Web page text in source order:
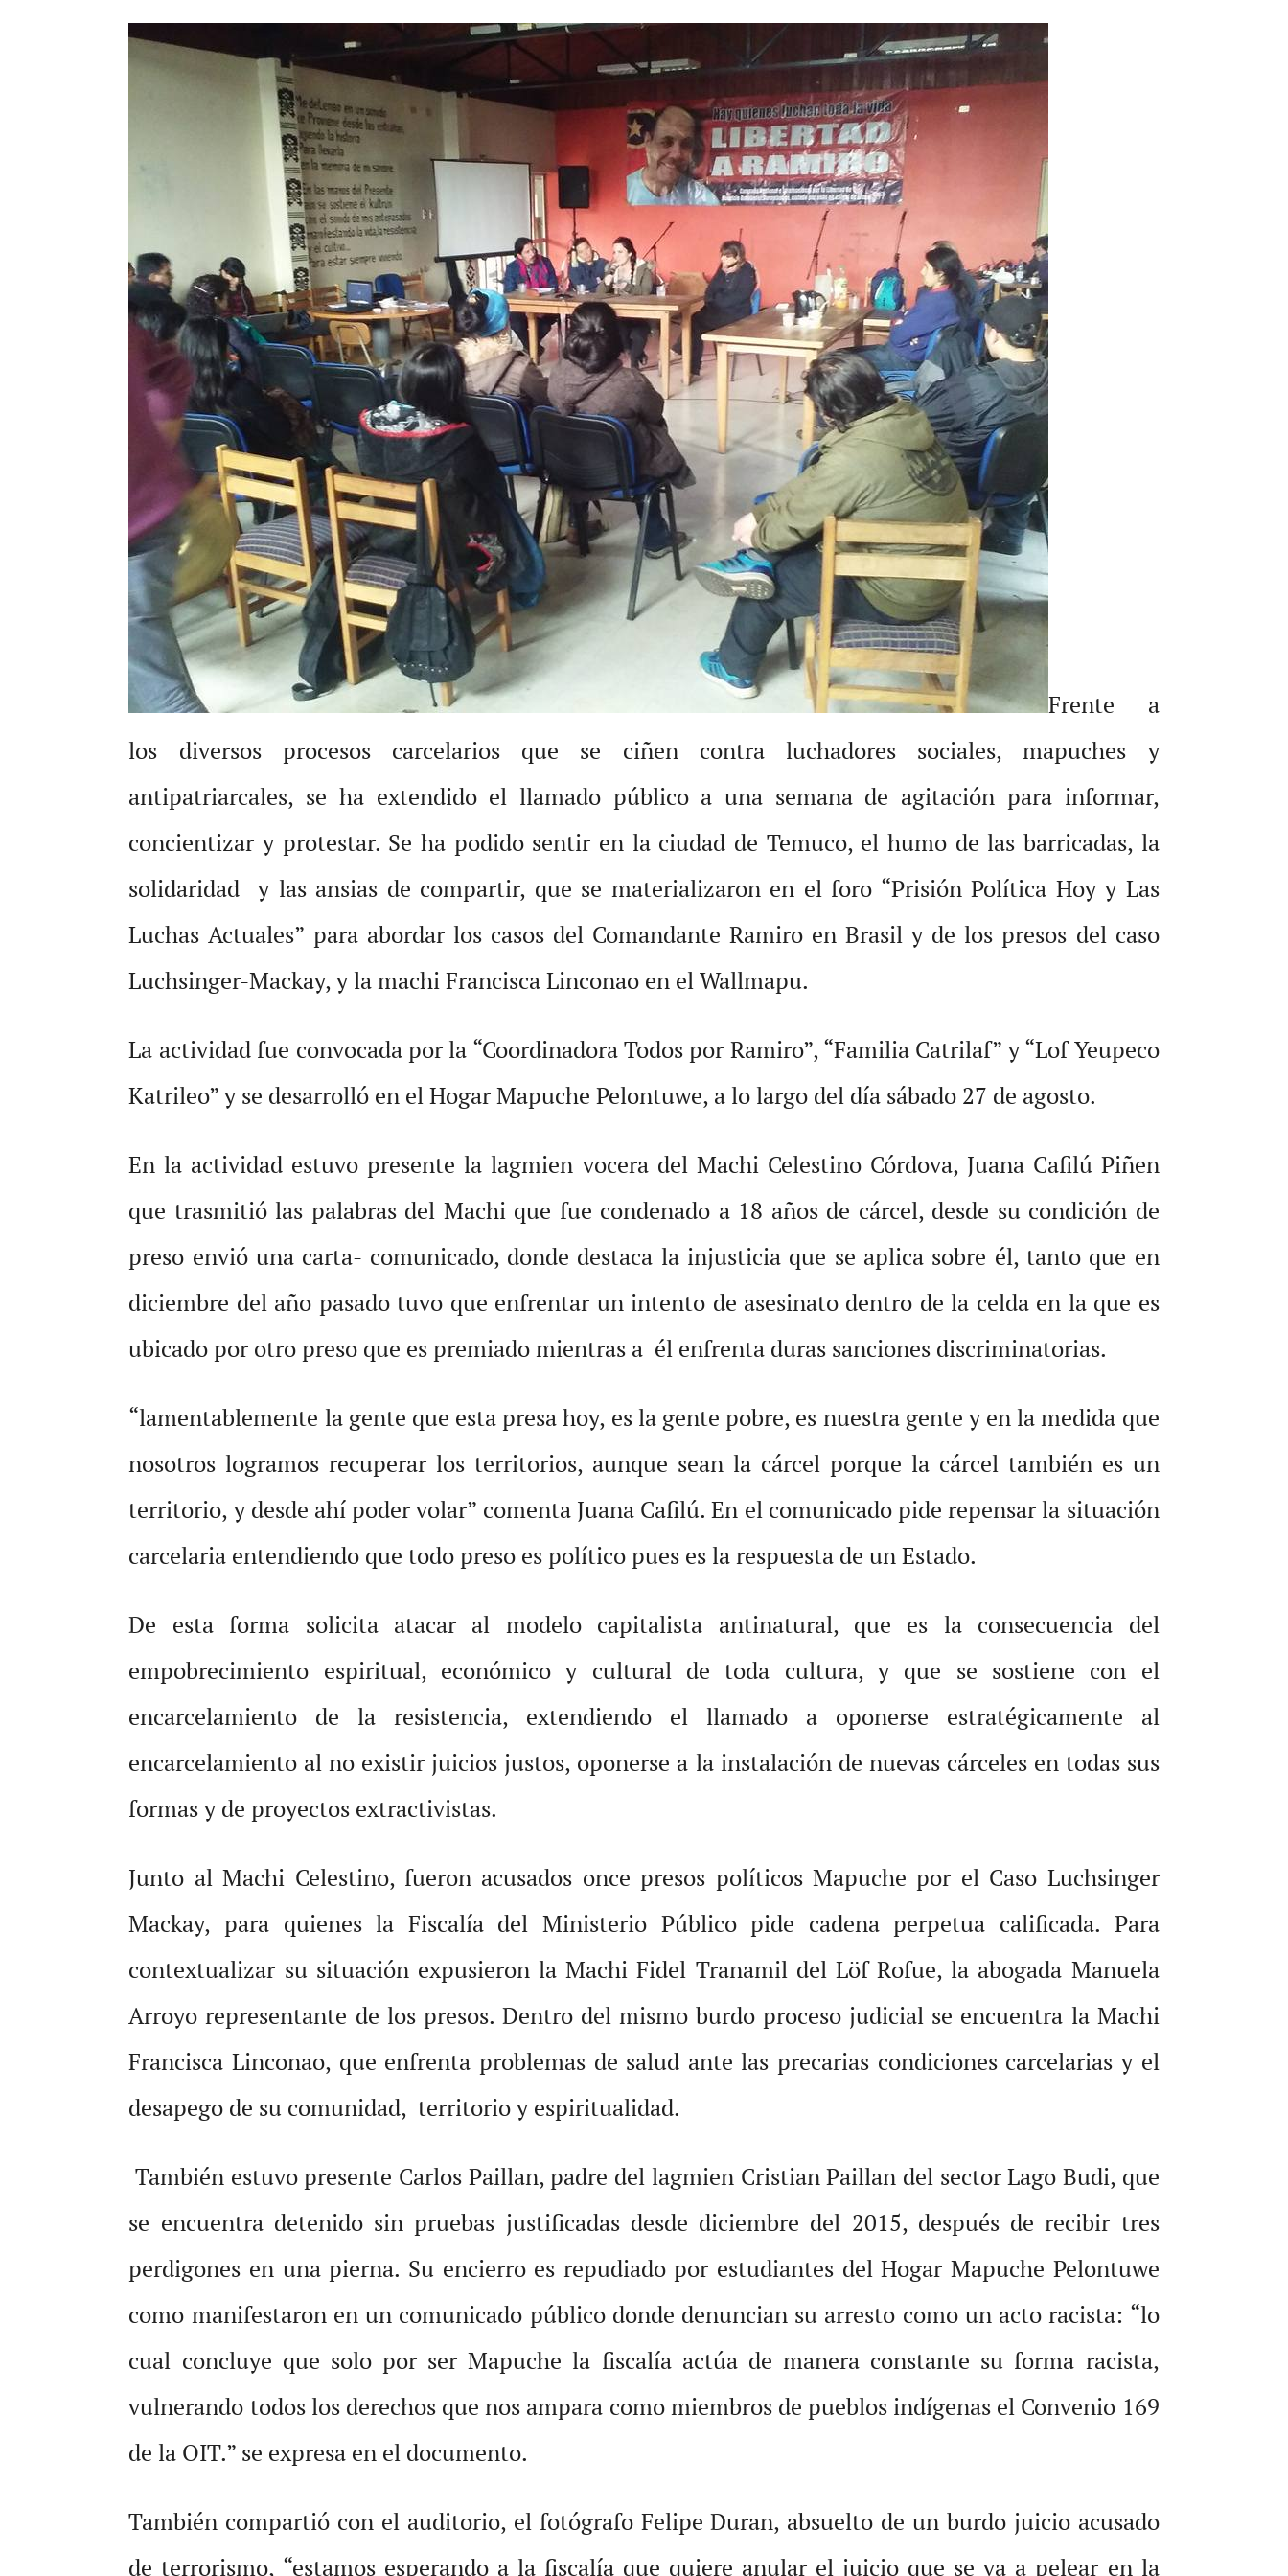
Frente a
los diversos procesos carcelarios que se ciñen contra luchadores sociales, mapuches y
antipatriarcales, se ha extendido el llamado público a una semana de agitación para informar,
concientizar y protestar. Se ha podido sentir en la ciudad de Temuco, el humo de las barricadas, la
solidaridad y las ansias de compartir, que se materializaron en el foro “Prisión Política Hoy y Las
Luchas Actuales” para abordar los casos del Comandante Ramiro en Brasil y de los presos del caso
Luchsinger-Mackay, y la machi Francisca Linconao en el Wallmapu.
La actividad fue convocada por la “Coordinadora Todos por Ramiro”, “Familia Catrilaf” y “Lof Yeupeco
Katrileo” y se desarrolló en el Hogar Mapuche Pelontuwe, a lo largo del día sábado 27 de agosto.
En la actividad estuvo presente la lagmien vocera del Machi Celestino Córdova, Juana Cafilú Piñen
que trasmitió las palabras del Machi que fue condenado a 18 años de cárcel, desde su condición de
preso envió una carta- comunicado, donde destaca la injusticia que se aplica sobre él, tanto que en
diciembre del año pasado tuvo que enfrentar un intento de asesinato dentro de la celda en la que es
ubicado por otro preso que es premiado mientras a él enfrenta duras sanciones discriminatorias.
“lamentablemente la gente que esta presa hoy, es la gente pobre, es nuestra gente y en la medida que
nosotros logramos recuperar los territorios, aunque sean la cárcel porque la cárcel también es un
territorio, y desde ahí poder volar” comenta Juana Cafilú. En el comunicado pide repensar la situación
carcelaria entendiendo que todo preso es político pues es la respuesta de un Estado.
De esta forma solicita atacar al modelo capitalista antinatural, que es la consecuencia del
empobrecimiento espiritual, económico y cultural de toda cultura, y que se sostiene con el
encarcelamiento de la resistencia, extendiendo el llamado a oponerse estratégicamente al
encarcelamiento al no existir juicios justos, oponerse a la instalación de nuevas cárceles en todas sus
formas y de proyectos extractivistas.
Junto al Machi Celestino, fueron acusados once presos políticos Mapuche por el Caso Luchsinger
Mackay, para quienes la Fiscalía del Ministerio Público pide cadena perpetua calificada. Para
contextualizar su situación expusieron la Machi Fidel Tranamil del Löf Rofue, la abogada Manuela
Arroyo representante de los presos. Dentro del mismo burdo proceso judicial se encuentra la Machi
Francisca Linconao, que enfrenta problemas de salud ante las precarias condiciones carcelarias y el
desapego de su comunidad, territorio y espiritualidad.
También estuvo presente Carlos Paillan, padre del lagmien Cristian Paillan del sector Lago Budi, que
se encuentra detenido sin pruebas justificadas desde diciembre del 2015, después de recibir tres
perdigones en una pierna. Su encierro es repudiado por estudiantes del Hogar Mapuche Pelontuwe
como manifestaron en un comunicado público donde denuncian su arresto como un acto racista: “lo
cual concluye que solo por ser Mapuche la fiscalía actúa de manera constante su forma racista,
vulnerando todos los derechos que nos ampara como miembros de pueblos indígenas el Convenio 169
de la OIT.” se expresa en el documento.
También compartió con el auditorio, el fotógrafo Felipe Duran, absuelto de un burdo juicio acusado
de terrorismo, “estamos esperando a la fiscalía que quiere anular el juicio que se va a pelear en la